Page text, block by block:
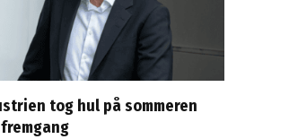
tog hul på sommeren